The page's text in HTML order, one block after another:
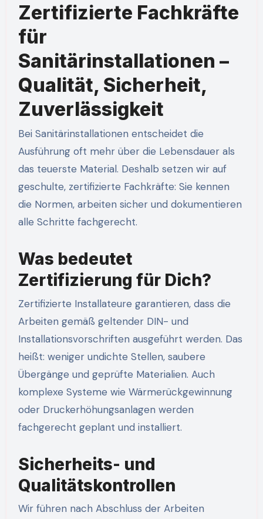
Zertifizierte Fachkräfte
für
Sanitärinstallationen –
Qualität, Sicherheit,
Zuverlässigkeit
Bei Sanitärinstallationen entscheidet die
Ausführung oft mehr über die Lebensdauer als
das teuerste Material. Deshalb setzen wir auf
geschulte, zertifizierte Fachkräfte: Sie kennen
die Normen, arbeiten sicher und dokumentieren
alle Schritte fachgerecht.
Was bedeutet
Zertifizierung für Dich?
Zertifizierte Installateure garantieren, dass die
Arbeiten gemäß geltender DIN- und
Installationsvorschriften ausgeführt werden. Das
heißt: weniger undichte Stellen, saubere
Übergänge und geprüfte Materialien. Auch
komplexe Systeme wie Wärmerückgewinnung
oder Druckerhöhungsanlagen werden
fachgerecht geplant und installiert.
Sicherheits- und
Qualitätskontrollen
Wir führen nach Abschluss der Arbeiten